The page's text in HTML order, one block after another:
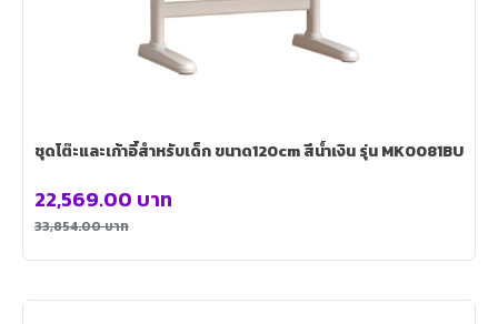
ชุดโต๊ะและเก้าอี้สำหรับเด็ก ขนาด120cm สีน้ำเงิน รุ่น MK0081BU
33,854.00บาท
22,569.00 บาท